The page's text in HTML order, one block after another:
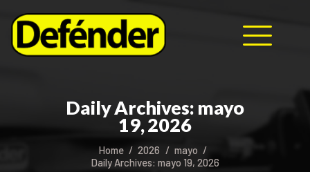
Daily Archives: mayo
19, 2026
Home 2026
mayo
Daily Archives: mayo 19, 2026
NOSOTROS
MANUALES